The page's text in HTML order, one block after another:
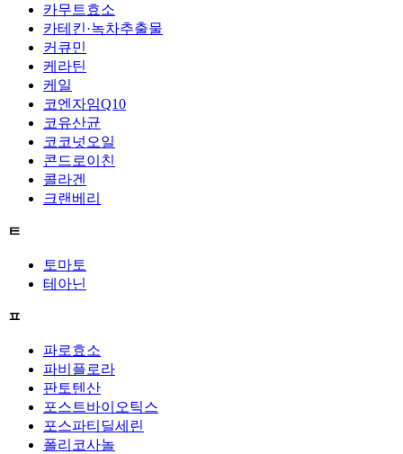
카무트효소
카테킨·녹차추출물
커큐민
케라틴
케일
코엔자임Q10
코유산균
코코넛오일
콘드로이친
콜라겐
크랜베리
ㅌ
토마토
테아닌
ㅍ
파로효소
파비플로라
판토텐산
포스트바이오틱스
포스파티딜세린
폴리코사놀